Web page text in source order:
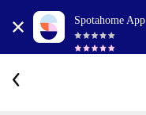
Spotahome App